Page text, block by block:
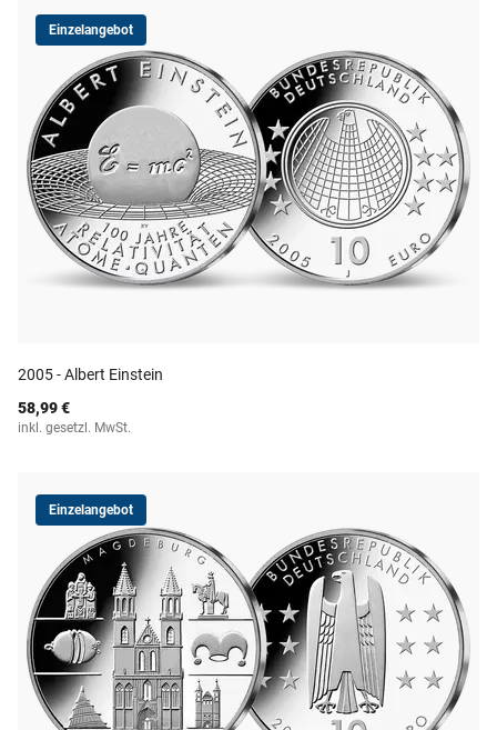
Einzelangebot
2005 - Albert Einstein
58,99 €
inkl. gesetzl. MwSt.
Einzelangebot